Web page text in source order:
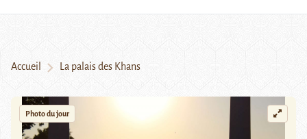
Accueil La palais des Khans
Photo du jour